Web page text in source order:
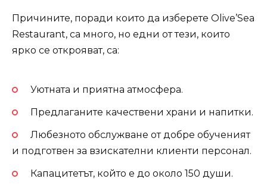
Причините, поради които да изберете Olive’Sea
Restaurant, са много, но едни от тези, които
ярко се открояват, са:
Уютната и приятна атмосфера.
Предлаганите качествени храни и напитки.
Любезното обслужване от добре обученият
и подготвен за взискателни клиенти персонал.
Капацитетът, който е до около 150 души.